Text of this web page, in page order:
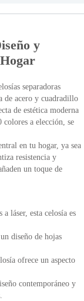
y
separadoras
de acero y cuadradillo
de estética moderna
a elección, se
en tu hogar, ya sea
resistencia y
un toque de
láser, esta celosía es
diseño de hojas
ofrece un aspecto
contemporáneo y